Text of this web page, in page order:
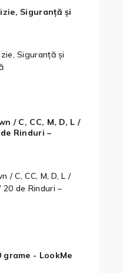
Siguranță și
MDL.
/ C, CC, M, D, L /
de Rinduri –
MDL